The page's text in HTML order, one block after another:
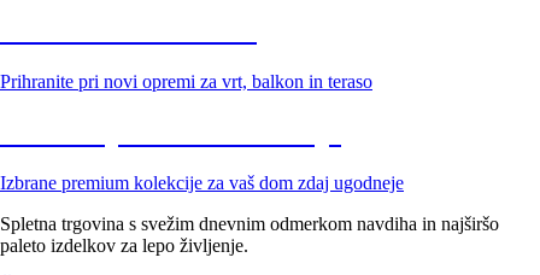
Prihranite pri novi opremi za vrt, balkon in teraso
Izbrane premium kolekcije za vaš dom zdaj ugodneje
Spletna trgovina s svežim dnevnim odmerkom navdiha in najširšo
paleto izdelkov za lepo življenje.